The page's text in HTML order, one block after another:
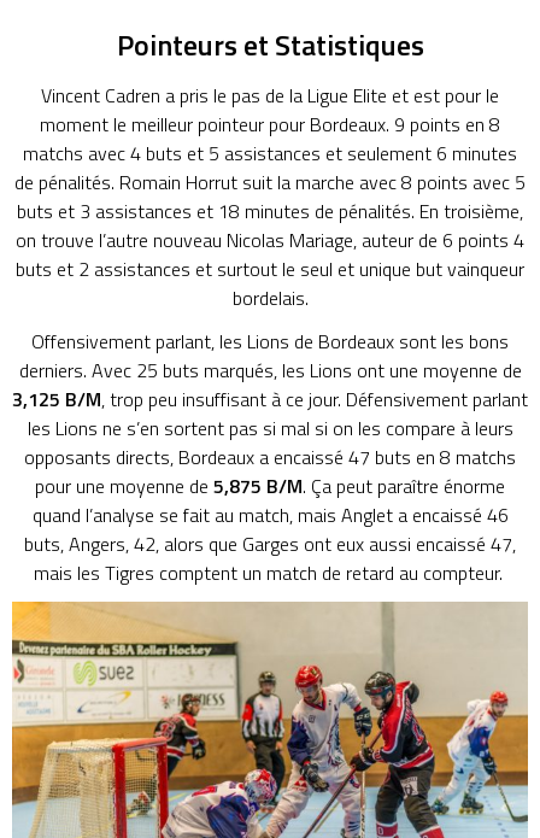
Pointeurs et Statistiques
Vincent Cadren a pris le pas de la Ligue Elite et est pour le
moment le meilleur pointeur pour Bordeaux. 9 points en 8
matchs avec 4 buts et 5 assistances et seulement 6 minutes
de pénalités. Romain Horrut suit la marche avec 8 points avec 5
buts et 3 assistances et 18 minutes de pénalités. En troisième,
on trouve l’autre nouveau Nicolas Mariage, auteur de 6 points 4
buts et 2 assistances et surtout le seul et unique but vainqueur
bordelais.
Offensivement parlant, les Lions de Bordeaux sont les bons
derniers. Avec 25 buts marqués, les Lions ont une moyenne de
3,125 B/M, trop peu insuffisant à ce jour. Défensivement parlant
les Lions ne s’en sortent pas si mal si on les compare à leurs
opposants directs, Bordeaux a encaissé 47 buts en 8 matchs
pour une moyenne de 5,875 B/M. Ça peut paraître énorme
quand l’analyse se fait au match, mais Anglet a encaissé 46
buts, Angers, 42, alors que Garges ont eux aussi encaissé 47,
mais les Tigres comptent un match de retard au compteur.